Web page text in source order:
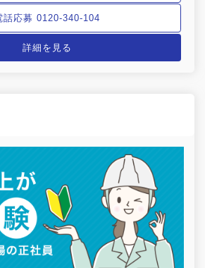
話応募 0120-340-104
詳細を見る